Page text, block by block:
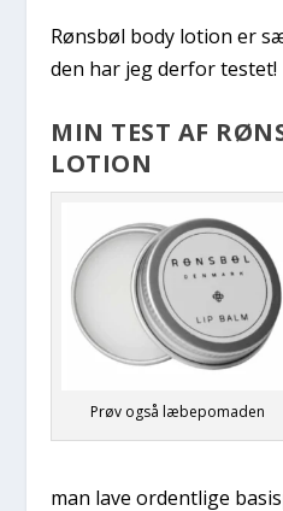
Rønsbøl body lotion er
den har jeg derfor testet!
MIN TEST AF
LOTION
Prøv også læbepomaden
man lave ordentlige